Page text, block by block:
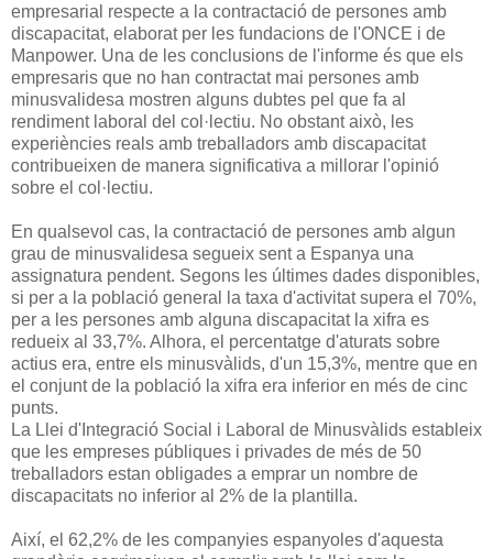
empresarial respecte a la contractació de persones amb
discapacitat, elaborat per les fundacions de l'ONCE i de
Manpower. Una de les conclusions de l'informe és que els
empresaris que no han contractat mai persones amb
minusvalidesa mostren alguns dubtes pel que fa al
rendiment laboral del col·lectiu. No obstant això, les
experiències reals amb treballadors amb discapacitat
contribueixen de manera significativa a millorar l'opinió
sobre el col·lectiu.
En qualsevol cas, la contractació de persones amb algun
grau de minusvalidesa segueix sent a Espanya una
assignatura pendent. Segons les últimes dades disponibles,
si per a la població general la taxa d'activitat supera el 70%,
per a les persones amb alguna discapacitat la xifra es
redueix al 33,7%. Alhora, el percentatge d'aturats sobre
actius era, entre els minusvàlids, d'un 15,3%, mentre que en
el conjunt de la població la xifra era inferior en més de cinc
punts.
La Llei d'Integració Social i Laboral de Minusvàlids estableix
que les empreses públiques i privades de més de 50
treballadors estan obligades a emprar un nombre de
discapacitats no inferior al 2% de la plantilla.
Així, el 62,2% de les companyies espanyoles d'aquesta